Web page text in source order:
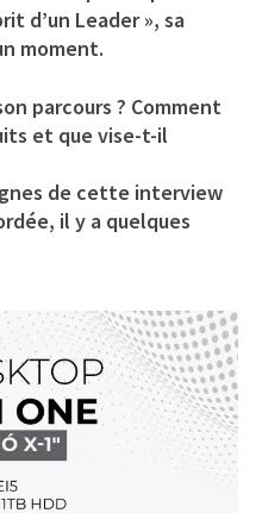
d’un Leader », sa
moment.
parcours ? Comment
et que vise-t-il
de cette interview
il y a quelques